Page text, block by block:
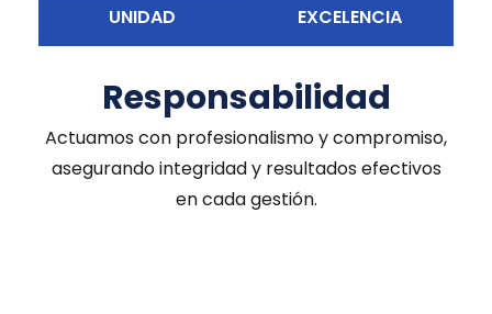
UNIDAD EXCELENCIA
Responsabilidad
Actuamos con profesionalismo y compromiso,
asegurando integridad y resultados efectivos
en cada gestión.